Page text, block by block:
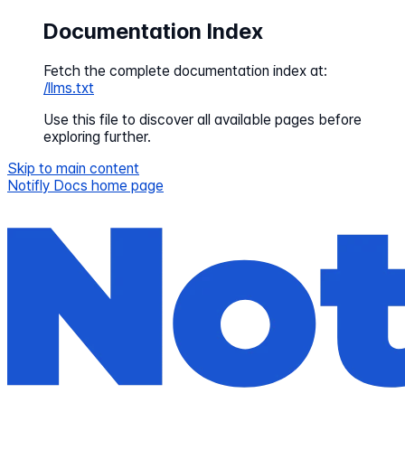
Documentation Index
Fetch the complete documentation index at:
/llms.txt
Use this file to discover all available pages before
exploring further.
Skip to main content
Notifly Docs home page